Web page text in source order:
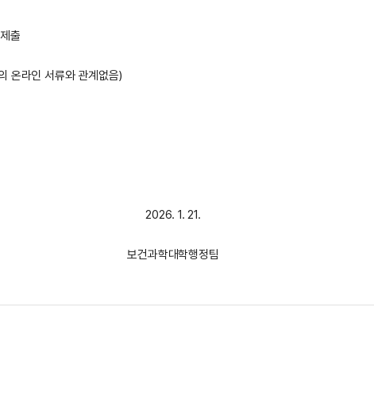
출
온라인 서류와 관계없음)
2026. 1. 21.
보건과학대학행정팀